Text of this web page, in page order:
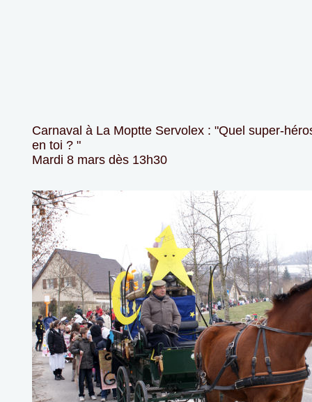
Carnaval à La Moptte Servolex : "Quel super-
en toi ? "
Mardi 8 mars dès 13h30